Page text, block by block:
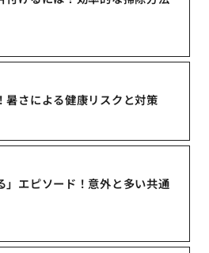
暑さによる健康リスクと対策
」エピソード！意外と多い共通